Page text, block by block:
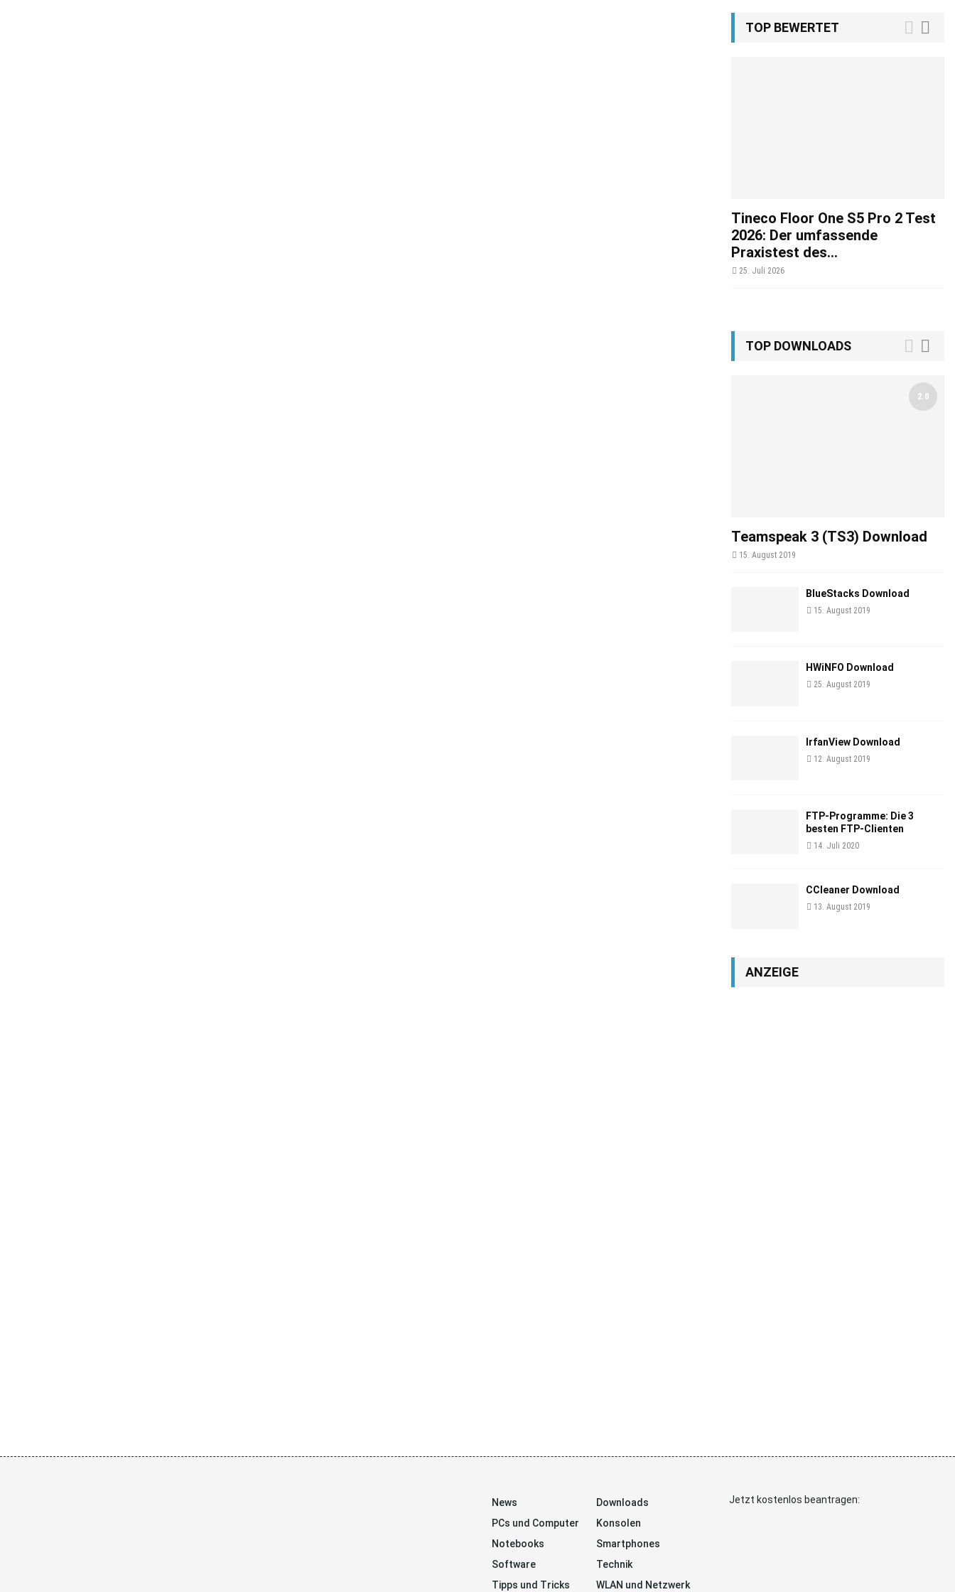
TOP BEWERTET
Tineco Floor One S5 Pro 2 Test
2026: Der umfassende
Praxistest des...
25. Juli 2026
TOP DOWNLOADS
Teamspeak 3 (TS3) Download
15. August 2019
2.0
BlueStacks Download
15. August 2019
HWiNFO Download
25. August 2019
IrfanView Download
12. August 2019
FTP-Programme: Die 3
besten FTP-Clienten
14. Juli 2020
CCleaner Download
13. August 2019
ANZEIGE
News
Downloads
PCs und Computer
Konsolen
Notebooks
Smartphones
Software
Technik
Tipps und Tricks
WLAN und Netzwerk
Jetzt kostenlos beantragen: